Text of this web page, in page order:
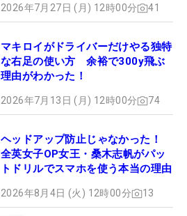
2026年7月27日 (月) 12時00分 41
マキロイがドライバーだけやる独特
な右足の使い方 余裕で300y飛ぶ
理由がわかった！
2026年7月13日 (月) 12時00分 74
ヘッドアップ防止じゃなかった！
全英女子OP女王・桑木志帆がパッ
トドリルでスマホを使う本当の理由
2026年8月4日 (火) 12時00分 13